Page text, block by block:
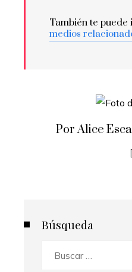
También te puede
medios
Por Alice
Búsqueda